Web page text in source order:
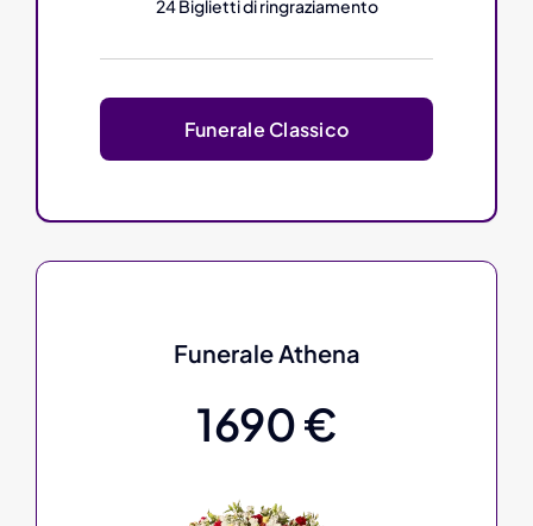
24 Biglietti di ringraziamento
Funerale Classico
Funerale Athena
1690 €